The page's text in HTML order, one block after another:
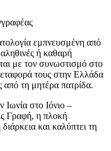
εμπνευσμένη από
ή καθαρή
με τον συνωστισμό στο
τους στην Ελλάδα
από τη μητέρα πατρίδα.
στο Ιόνιο –
Γραφή, η πλοκή
και καλύπτει τη